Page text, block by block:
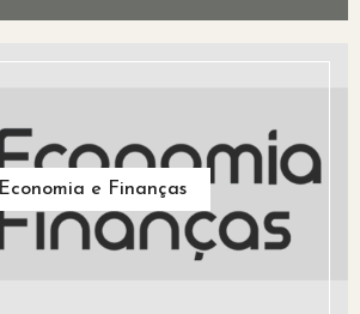
Economia e Finanças